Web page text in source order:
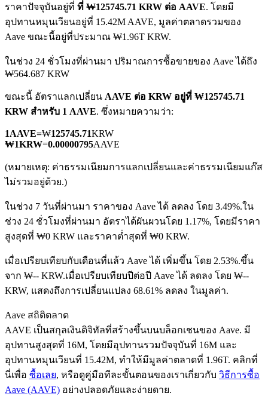
ฟิวเจอร์ส COIN-M
ฟิวเจอร์สสกุลเงินดิจิทัล
TradFi
อนุพันธ์ของหุ้น ฟอเร็กซ์ โลหะมีค่า และสินค้าโภคภัณฑ์
ฟิวเจอร์ส USDC
ฟิวเจอร์สที่ใช้ USDC เป็นหลักประกัน
คัดลอกการซื้อขาย
ราคาปัจจุบันอยู่ที่ ที่ ₩125745.71 KRW ต่อ AAVE. โดยมี
อุปทานหมุนเวียนอยู่ที่ 15.42M AAVE, มูลค่าตลาดรวมของ
Aave ขณะนี้อยู่ที่ประมาณ ₩1.96T KRW.
ในช่วง 24 ชั่วโมงที่ผ่านมา ปริมาณการซื้อขายของ Aave ได้ถึง
₩564.687 KRW
ขณะนี้ อัตราแลกเปลี่ยน AAVE ต่อ KRW อยู่ที่ ₩125745.71
KRW สำหรับ 1 AAVE. ซึ่งหมายความว่า:
1AAVE=₩125745.71KRW
₩1KRW=0.00000795AAVE
(หมายเหตุ: ค่าธรรมเนียมการแลกเปลี่ยนและค่าธรรมเนียมแก๊ส
ไม่รวมอยู่ด้วย.)
ในช่วง 7 วันที่ผ่านมา ราคาของ Aave ได้ ลดลง โดย 3.49%.ใน
ช่วง 24 ชั่วโมงที่ผ่านมา อัตราได้ผันผวนโดย 1.17%, โดยมีราคา
สูงสุดที่ ₩0 KRW และราคาต่ำสุดที่ ₩0 KRW.
เมื่อเปรียบเทียบกับเดือนที่แล้ว Aave ได้ เพิ่มขึ้น โดย 2.53%.ขึ้น
จาก ₩-- KRW.เมื่อเปรียบเทียบปีต่อปี Aave ได้ ลดลง โดย ₩--
KRW, แสดงถึงการเปลี่ยนแปลง 68.61% ลดลง ในมูลค่า.
Aave สถิติตลาด
AAVE เป็นสกุลเงินดิจิทัลที่สร้างขึ้นบนบล็อกเชนของ Aave. มี
อุปทานสูงสุดที่ 16M, โดยมีอุปทานรวมปัจจุบันที่ 16M และ
อุปทานหมุนเวียนที่ 15.42M, ทำให้มีมูลค่าตลาดที่ 1.96T. คลิกที่
นี่เพื่อ ซื้อเลย, หรือดูคู่มือทีละขั้นตอนของเราเกี่ยวกับ วิธีการซื้อ
Aave (AAVE) อย่างปลอดภัยและง่ายดาย.